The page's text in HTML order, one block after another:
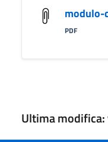
modulo-
PDF
Ultima modifica: